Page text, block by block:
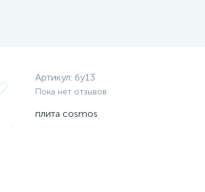
Артикул: бу13
Пока нет отзывов
плита cosmos